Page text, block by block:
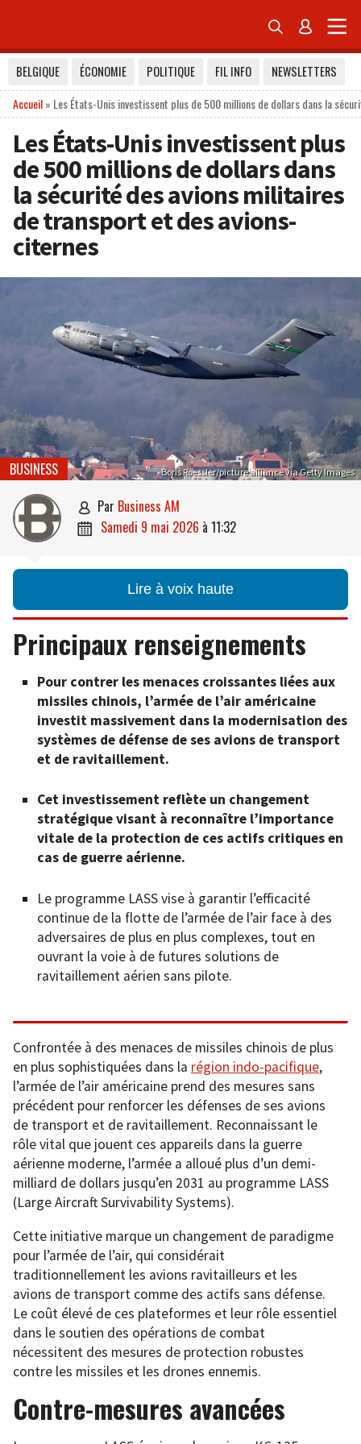
 
BELGIQUE ÉCONOMIE POLITIQUE FIL INFO
NEWSLETTERS
Accueil» Les États-Unis investissent plus de 500 millions de dollars dans la
Les États-Unis investissent plus
de 500 millions de dollars dans
la sécurité des avions militaires
de transport et des avions-
citernes
Boris Roessler/picture alliance via Getty Images
BUSINESS
 par Business AM
 samedi 9 mai 2026 à 11:32
Lire à voix haute
Principaux renseignements
Pour contrer les menaces croissantes liées aux
missiles chinois, l’armée de l’air américaine
investit massivement dans la modernisation des
systèmes de défense de ses avions de transport
et de ravitaillement.
Cet investissement reflète un changement
stratégique visant à reconnaître l’importance
vitale de la protection de ces actifs critiques en
cas de guerre aérienne.
Le programme LASS vise à garantir l’efficacité
continue de la flotte de l’armée de l’air face à des
adversaires de plus en plus complexes, tout en
ouvrant la voie à de futures solutions de
ravitaillement aérien sans pilote.
Confrontée à des menaces de missiles chinois de plus
en plus sophistiquées dans la région indo-pacifique,
l’armée de l’air américaine prend des mesures sans
précédent pour renforcer les défenses de ses avions
de transport et de ravitaillement. Reconnaissant le
rôle vital que jouent ces appareils dans la guerre
aérienne moderne, l’armée a alloué plus d’un demi-
milliard de dollars jusqu’en 2031 au programme LASS
(Large Aircraft Survivability Systems).
Cette initiative marque un changement de paradigme
pour l’armée de l’air, qui considérait
traditionnellement les avions ravitailleurs et les
avions de transport comme des actifs sans défense.
Le coût élevé de ces plateformes et leur rôle essentiel
dans le soutien des opérations de combat
nécessitent des mesures de protection robustes
contre les missiles et les drones ennemis.
Contre-mesures avancées